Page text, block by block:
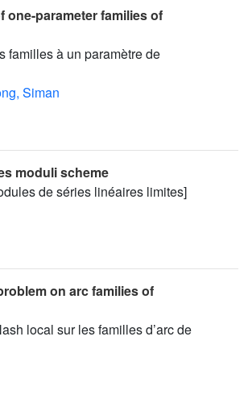
one-parameter families of
familles à un paramètre de
Siman
moduli scheme
de séries linéaires limites]
on arc families of
local sur les familles d’arc de